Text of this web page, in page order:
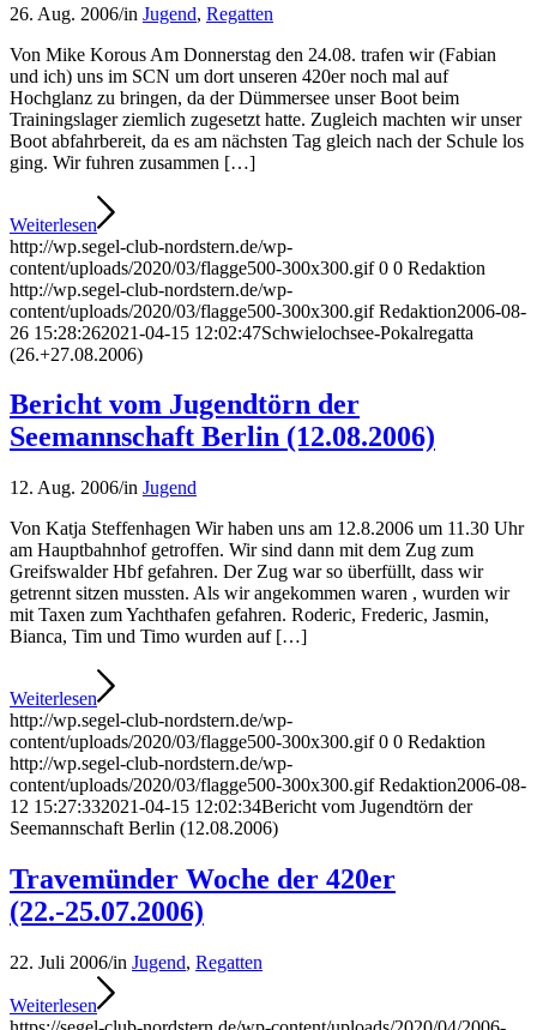
26. Aug. 2006/in Jugend, Regatten
Von Mike Korous Am Donnerstag den 24.08. trafen wir (Fabian
und ich) uns im SCN um dort unseren 420er noch mal auf
Hochglanz zu bringen, da der Dümmersee unser Boot beim
Trainingslager ziemlich zugesetzt hatte. Zugleich machten wir unser
Boot abfahrbereit, da es am nächsten Tag gleich nach der Schule los
ging. Wir fuhren zusammen […]
Weiterlesen
http://wp.segel-club-nordstern.de/wp-
content/uploads/2020/03/flagge500-300x300.gif 0 0 Redaktion
http://wp.segel-club-nordstern.de/wp-
content/uploads/2020/03/flagge500-300x300.gif Redaktion2006-08-
26 15:28:262021-04-15 12:02:47Schwielochsee-Pokalregatta
(26.+27.08.2006)
Bericht vom Jugendtörn der
Seemannschaft Berlin (12.08.2006)
12. Aug. 2006/in Jugend
Von Katja Steffenhagen Wir haben uns am 12.8.2006 um 11.30 Uhr
am Hauptbahnhof getroffen. Wir sind dann mit dem Zug zum
Greifswalder Hbf gefahren. Der Zug war so überfüllt, dass wir
getrennt sitzen mussten. Als wir angekommen waren , wurden wir
mit Taxen zum Yachthafen gefahren. Roderic, Frederic, Jasmin,
Bianca, Tim und Timo wurden auf […]
Weiterlesen
http://wp.segel-club-nordstern.de/wp-
content/uploads/2020/03/flagge500-300x300.gif 0 0 Redaktion
http://wp.segel-club-nordstern.de/wp-
content/uploads/2020/03/flagge500-300x300.gif Redaktion2006-08-
12 15:27:332021-04-15 12:02:34Bericht vom Jugendtörn der
Seemannschaft Berlin (12.08.2006)
Travemünder Woche der 420er
(22.-25.07.2006)
22. Juli 2006/in Jugend, Regatten
Weiterlesen